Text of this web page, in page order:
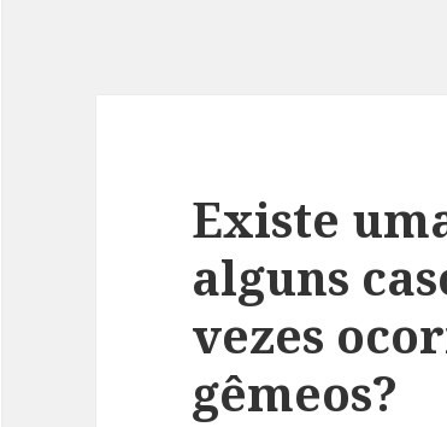
Existe
alguns
vezes
gêmeos?